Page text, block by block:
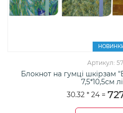
Артикул:
Блокнот на гумці шкірзам
7,5*10,5см
30.32 * 24 =